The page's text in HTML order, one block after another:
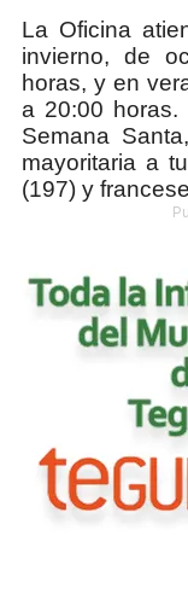
La Oficina
invierno, de
horas, y en
a 20:00
Semana
mayoritaria a
(197) y